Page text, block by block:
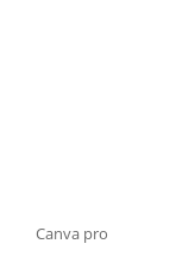
Canva pro